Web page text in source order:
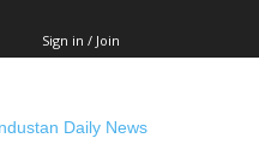
Sign in / Join